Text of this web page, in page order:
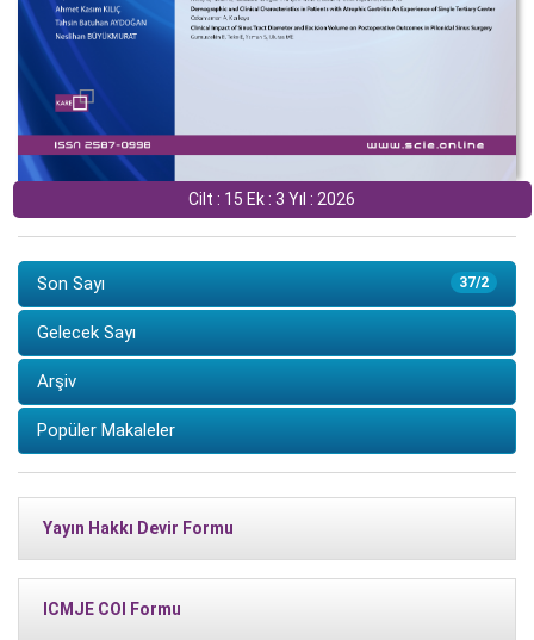
Cilt : 15 Ek : 3 Yıl : 2026
37/2
Son Sayı
Gelecek Sayı
Arşiv
Popüler Makaleler
Yayın Hakkı Devir Formu
ICMJE COI Formu